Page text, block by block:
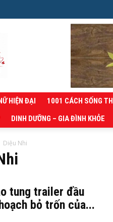
HIỆN ĐẠI 1001 CÁCH SỐNG
DINH DƯỠNG – GIA ĐÌNH KHỎE
Diệu Nhi
tung trailer đầu
bỏ trốn của...